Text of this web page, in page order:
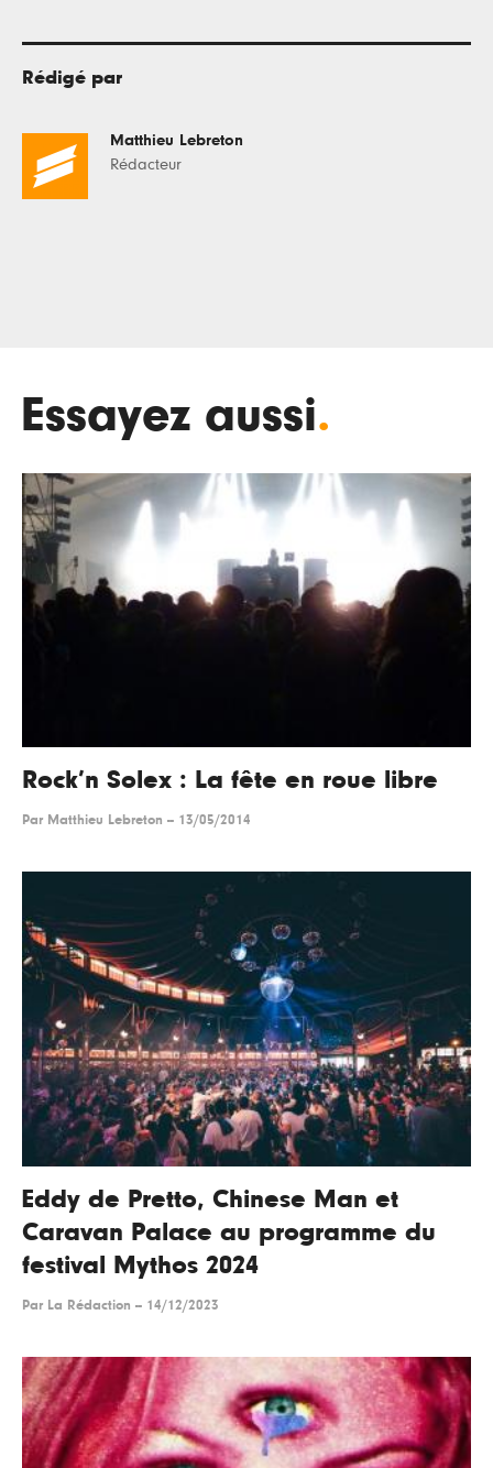
Rédigé par
Matthieu Lebreton
Rédacteur
Essayez aussi.
Rock’n Solex : La fête en roue libre
Par Matthieu Lebreton -- 13/05/2014
Eddy de Pretto, Chinese Man et
Caravan Palace au programme du
festival Mythos 2024
Par La Rédaction -- 14/12/2023